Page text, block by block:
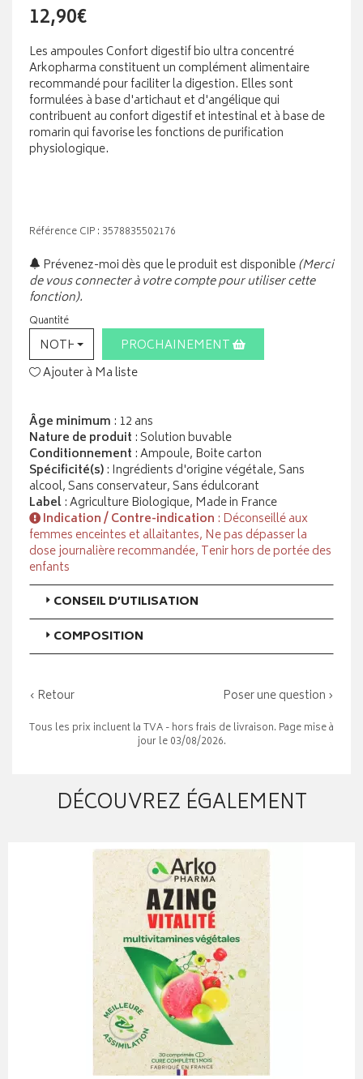
12,90€
Les ampoules Confort digestif bio ultra concentré
Arkopharma constituent un complément alimentaire
recommandé pour faciliter la digestion. Elles sont
formulées à base d'artichaut et d'angélique qui
contribuent au confort digestif et intestinal et à base de
romarin qui favorise les fonctions de purification
physiologique.
Référence CIP : 3578835502176
Prévenez-moi dès que le produit est disponible(Merci
de vous connecter à votre compte pour utiliser cette
fonction).
Quantité
NOTHING SELECTEDPROCHAINEMENT
Ajouter à Ma liste
Âge minimum : 12 ans
Nature de produit : Solution buvable
Conditionnement : Ampoule, Boite carton
Spécificité(s): Ingrédients d'origine végétale, Sans
alcool, Sans conservateur, Sans édulcorant
Label: Agriculture Biologique, Made in France
Indication / Contre-indication : Déconseillé aux
femmes enceintes et allaitantes, Ne pas dépasser la
dose journalière recommandée, Tenir hors de portée des
enfants
CONSEIL D’UTILISATION
COMPOSITION
‹ Retour Poser une question ›
Tous les prix incluent la TVA - hors frais de livraison. Page mise à
jour le 03/08/2026.
DÉCOUVREZ ÉGALEMENT